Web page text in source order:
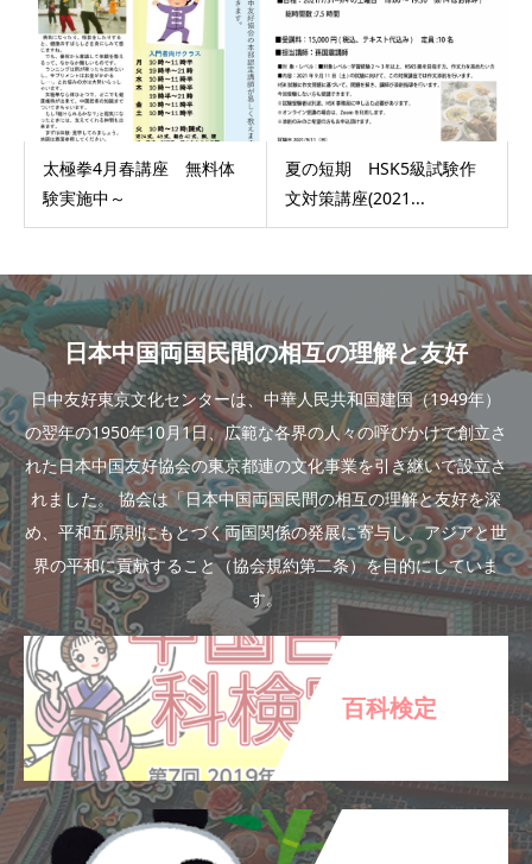
太極拳4月春講座 無料体
験実施中～
夏の短期 HSK5級試験作
文対策講座(2021...
日本中国両国民間の相互の理解と友好
日中友好東京文化センターは、中華人民共和国建国（1949年）
の翌年の1950年10月1日、広範な各界の人々の呼びかけで創立さ
れた日本中国友好協会の東京都連の文化事業を引き継いで設立さ
れました。 協会は「日本中国両国民間の相互の理解と友好を深
め、平和五原則にもとづく両国関係の発展に寄与し、アジアと世
界の平和に貢献すること（協会規約第二条）を目的にしていま
す。
百科検定